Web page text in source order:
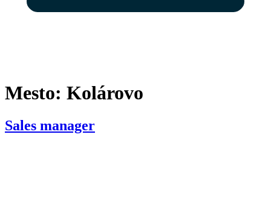
Mesto: Kolárovo
Sales manager